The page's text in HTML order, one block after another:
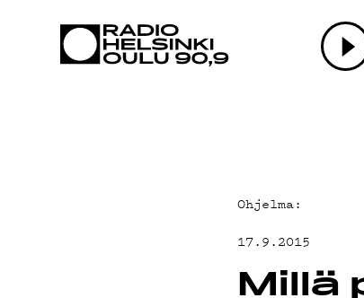
TEKIJÄT
ON-DEMAND
Ohjelma:
17.9.2015
Millä